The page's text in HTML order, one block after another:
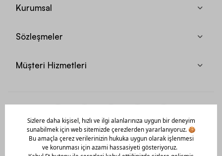
Kurumsal
Sözleşmeler
Müşteri Hizmetleri
Mobil Uygulamamızı Hemen İndir!